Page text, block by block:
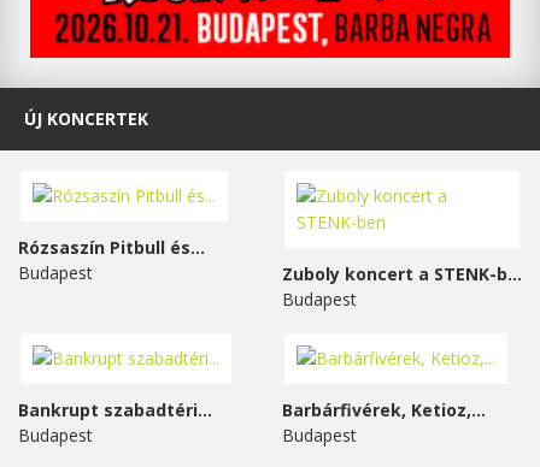
ÚJ KONCERTEK
Rózsaszín Pitbull és...
Budapest
Zuboly koncert a STENK-ben
Budapest
Bankrupt szabadtéri...
Budapest
Barbárfivérek, Ketioz,...
Budapest